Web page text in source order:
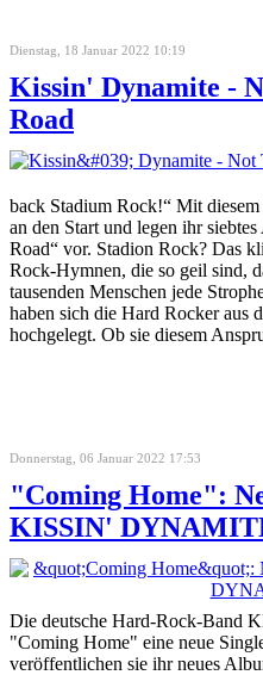
Dienstag, 18 Januar 2022 10:19
Kissin' Dynamite -
Road
back Stadium Rock!“ Mit
an den Start und legen ihr
Road“ vor. Stadion Rock? Das
Rock-Hymnen, die so geil sind,
tausenden Menschen jede
haben sich die Hard Rocker aus
hochgelegt. Ob sie diesem
Donnerstag, 06 Januar 2022 17:53
"Coming Home":
KISSIN'
Die deutsche Hard-Rock-Band
"Coming Home" eine neue
veröffentlichen sie ihr neues